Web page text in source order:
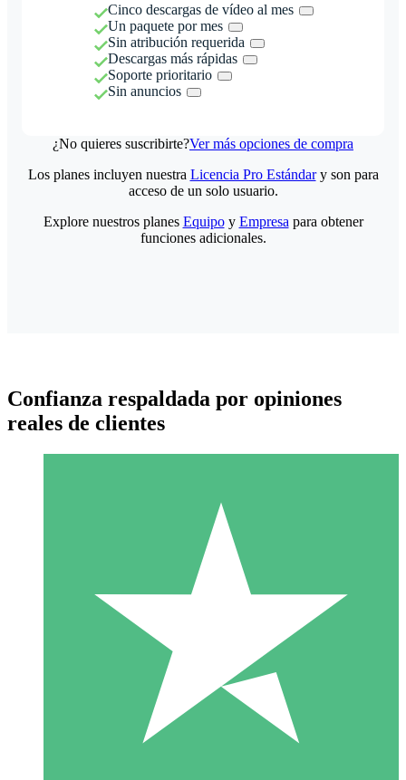
Cinco descargas de vídeo al mes
Un paquete por mes
Sin atribución requerida
Descargas más rápidas
Soporte prioritario
Sin anuncios
¿No quieres suscribirte?Ver más opciones de compra
Paquetes de Créditos Individuales
Paga según el uso con créditos de descarga. Sin compromiso
10 00
Los planes incluyen nuestra Licencia Pro Estándary son para
acceso de un solo usuario.
Explore nuestros planes Equipoy Empresa para obtener
funciones adicionales.
Confianza respaldada por opiniones
reales de clientes